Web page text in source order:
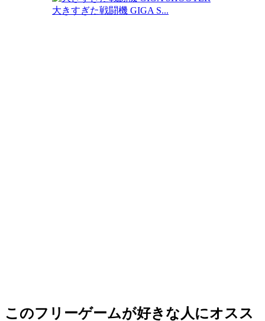
大きすぎた戦闘機 GIGA S...
このフリーゲームが好きな人にオスス